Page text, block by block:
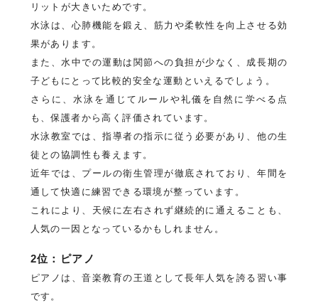
リットが大きいためです。
水泳は、心肺機能を鍛え、筋力や柔軟性を向上させる効
果があります。
また、水中での運動は関節への負担が少なく、成長期の
子どもにとって比較的安全な運動といえるでしょう。
さらに、水泳を通じてルールや礼儀を自然に学べる点
も、保護者から高く評価されています。
水泳教室では、指導者の指示に従う必要があり、他の生
徒との協調性も養えます。
近年では、プールの衛生管理が徹底されており、年間を
通して快適に練習できる環境が整っています。
これにより、天候に左右されず継続的に通えることも、
人気の一因となっているかもしれません。
2位：ピアノ
ピアノは、音楽教育の王道として長年人気を誇る習い事
です。